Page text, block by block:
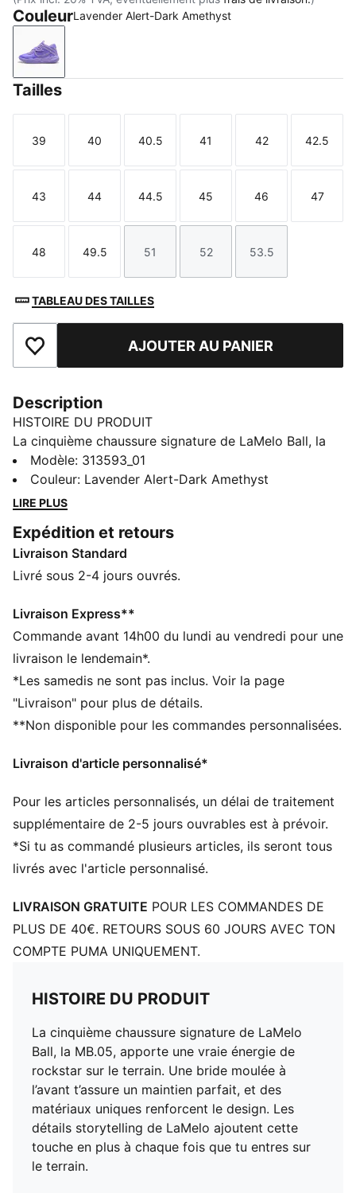
CouleurLavender Alert-Dark Amethyst
Lavender Alert-Dark Amethyst
Tailles
Taille
39
Taille
40
Taille
40.5
Taille
41
Taille
42
Taille
42.5
Taille
43
Taille
44
Taille
44.5
Taille
45
Taille
46
Taille
47
Taille
48
Taille
49.5
Taille
51
Taille
52
Taille
53.5
TABLEAU DES TAILLES
Ajouter aux favorisAJOUTER AU PANIER
Description
HISTOIRE DU PRODUIT
La cinquième chaussure signature de LaMelo Ball, la
MB.05, apporte une vraie énergie de rockstar sur le
terrain. Une bride moulée à l’avant t’assure un maintien
parfait, et des matériaux uniques renforcent le design.
touche en plus à chaque fois que tu entres sur le
terrain.
DÉTAILS
Fermeture : Fermeture à lacets
Talon : Talon plat
Bout : Arrondi
Sangle moulée à l’avant-pied pour un excellent soutien
Structure interne au talon pour plus de stabilité
Semelle intermédiaire amortissante
Modèle: 313593_01
Couleur: Lavender Alert-Dark Amethyst
LIRE PLUS
Expédition et retours
Livraison Standard
Livré sous 2-4 jours ouvrés.
Livraison Express**
Commande avant 14h00 du lundi au vendredi pour une
livraison le lendemain*.
*Les samedis ne sont pas inclus. Voir la page
"Livraison" pour plus de détails.
**Non disponible pour les commandes personnalisées.
Livraison d'article personnalisé*
Pour les articles personnalisés, un délai de traitement
supplémentaire de 2-5 jours ouvrables est à prévoir.
*Si tu as commandé plusieurs articles, ils seront tous
livrés avec l'article personnalisé.
LIVRAISON GRATUITE POUR LES COMMANDES DE
PLUS DE 40€. RETOURS SOUS 60 JOURS AVEC TON
COMPTE PUMA UNIQUEMENT.
HISTOIRE DU PRODUIT
La cinquième chaussure signature de LaMelo
Ball, la MB.05, apporte une vraie énergie de
rockstar sur le terrain. Une bride moulée à
l’avant t’assure un maintien parfait, et des
matériaux uniques renforcent le design. Les
détails storytelling de LaMelo ajoutent cette
touche en plus à chaque fois que tu entres sur
le terrain.